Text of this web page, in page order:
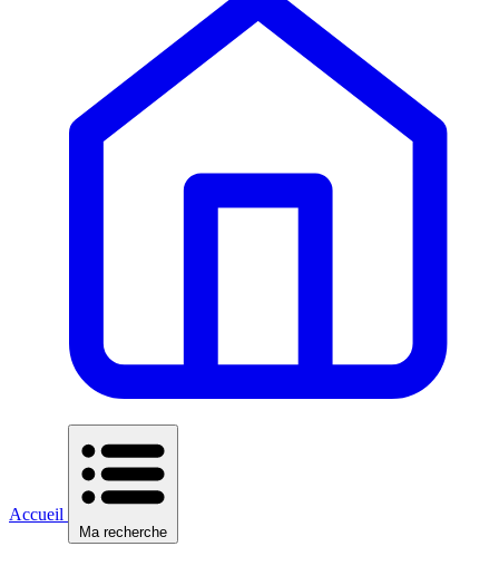
Accueil
Ma recherche